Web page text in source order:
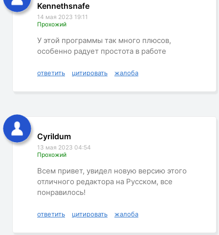
Kennethsnafe
14 мая 2023 19:11
Прохожий
У этой программы так много плюсов,
особенно радует простота в работе
ответить цитировать жалоба
Cyrildum
13 мая 2023 04:54
Прохожий
Всем привет, увидел новую версию этого
отличного редактора на Русском, все
понравилось!
ответить цитировать жалоба